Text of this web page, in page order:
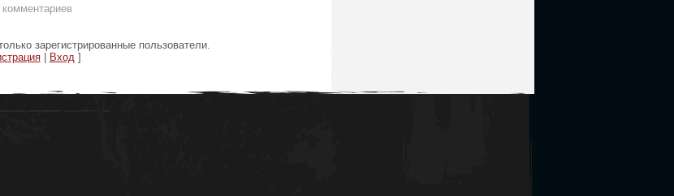
комментариев
зарегистрированные пользователи.
| Вход ]